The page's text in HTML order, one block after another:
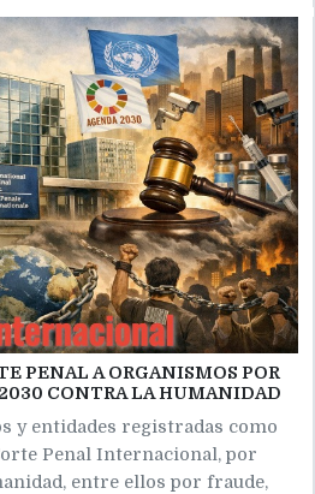
PENAL A ORGANISMOS POR
CONTRA LA HUMANIDAD
y entidades registradas como
Penal Internacional, por
entre ellos por fraude,